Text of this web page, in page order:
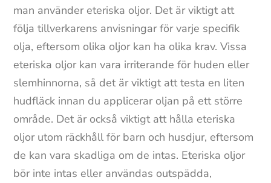
man använder eteriska oljor. Det är viktigt att
följa tillverkarens anvisningar för varje specifik
olja, eftersom olika oljor kan ha olika krav. Vissa
eteriska oljor kan vara irriterande för huden eller
slemhinnorna, så det är viktigt att testa en liten
hudfläck innan du applicerar oljan på ett större
område. Det är också viktigt att hålla eteriska
oljor utom räckhåll för barn och husdjur, eftersom
de kan vara skadliga om de intas. Eteriska oljor
bör inte intas eller användas outspädda,